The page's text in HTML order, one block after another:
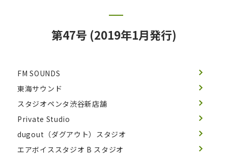
第47号 (2019年1月発行)
FM SOUNDS
東海サウンド
スタジオペンタ渋谷新店舗
Private Studio
dugout（ダグアウト）スタジオ
エアボイススタジオ B スタジオ